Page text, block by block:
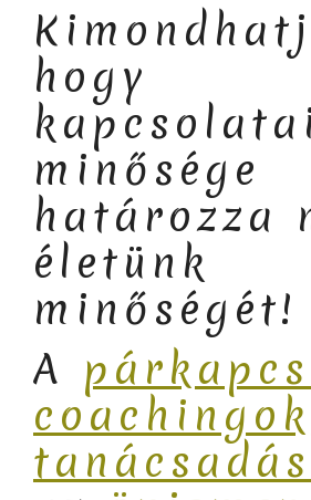
hogy
minősége
határozza
életünk
minőségét!
A